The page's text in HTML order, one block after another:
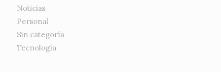
Noticias
Personal
Sin categoría
Tecnología